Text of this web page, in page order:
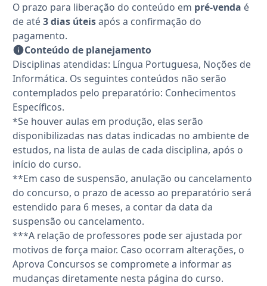
O prazo para liberação do conteúdo em pré-venda é
de até 3 dias úteisapós a confirmação do
pagamento.
Conteúdo de planejamento
Disciplinas atendidas: Língua Portuguesa, Noções de
Informática. Os seguintes conteúdos não serão
contemplados pelo preparatório: Conhecimentos
Específicos.
*Se houver aulas em produção, elas serão
disponibilizadas nas datas indicadas no ambiente de
estudos, na lista de aulas de cada disciplina, após o
início do curso.
**Em caso de suspensão, anulação ou cancelamento
do concurso, o prazo de acesso ao preparatório será
estendido para 6 meses, a contar da data da
suspensão ou cancelamento.
***A relação de professores pode ser ajustada por
motivos de força maior. Caso ocorram alterações, o
Aprova Concursos se compromete a informar as
mudanças diretamente nesta página do curso.